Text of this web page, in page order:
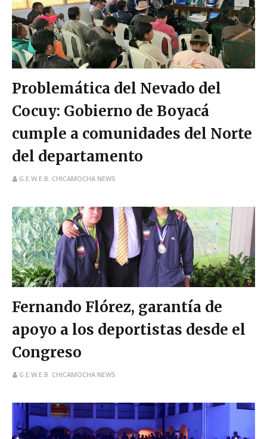
Problemática del Nevado del
Cocuy: Gobierno de Boyacá
cumple a comunidades del Norte
del departamento
G.E.W.E.B. CHICAMOCHA NEWS
Fernando Flórez, garantía de
apoyo a los deportistas desde el
Congreso
G.E.W.E.B. CHICAMOCHA NEWS